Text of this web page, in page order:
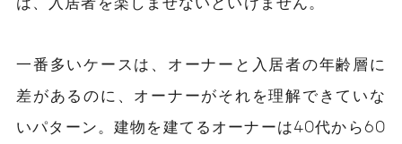
一番多いケースは、オーナーと入居者の年齢層に
差があるのに、オーナーがそれを理解できていな
いパターン。建物を建てるオーナーは40代から60